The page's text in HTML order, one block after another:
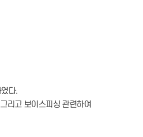
다.
리고 보이스피싱 관련하여